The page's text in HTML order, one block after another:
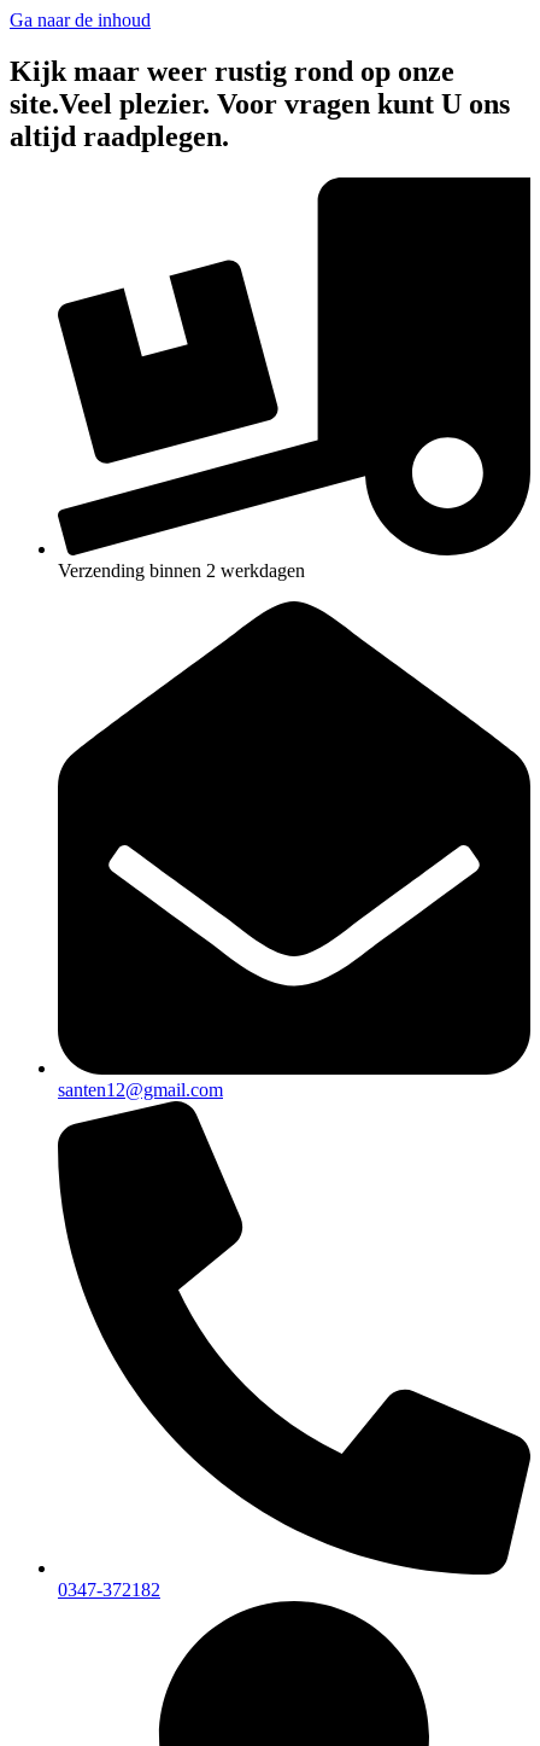
Ga naar de inhoud
Kijk maar weer rustig rond op onze
site.Veel plezier. Voor vragen kunt U ons
altijd raadplegen.
Verzending binnen 2 werkdagen
santen12@gmail.com
0347-372182